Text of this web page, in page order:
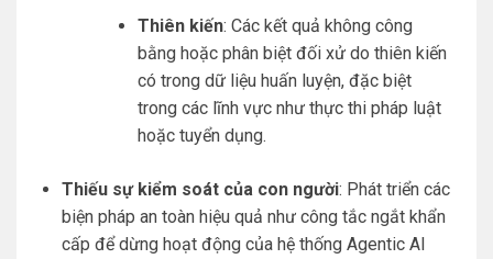
Thiên kiến: Các kết quả không công
bằng hoặc phân biệt đối xử do thiên kiến
có trong dữ liệu huấn luyện, đặc biệt
trong các lĩnh vực như thực thi pháp luật
hoặc tuyển dụng.
Thiếu sự kiểm soát của con người: Phát triển các
biện pháp an toàn hiệu quả như công tắc ngắt khẩn
cấp để dừng hoạt động của hệ thống Agentic AI